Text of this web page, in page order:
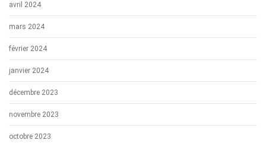
avril 2024
mars 2024
février 2024
janvier 2024
décembre 2023
novembre 2023
octobre 2023